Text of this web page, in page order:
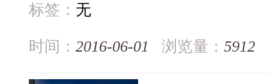
标签： 无
时间： 2016-06-01 浏览量： 5912